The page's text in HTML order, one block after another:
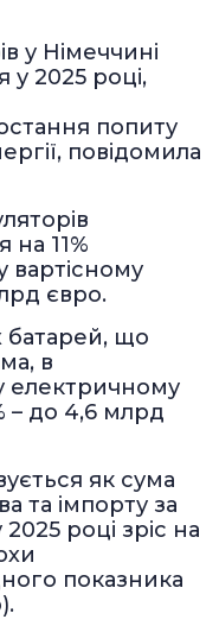
у Німеччині
у 2025 році,
попиту
повідомила
на 11%
вартісному
євро.
батарей, що
в
електричному
– до 4,6 млрд
як сума
та імпорту за
році зріс на
показника